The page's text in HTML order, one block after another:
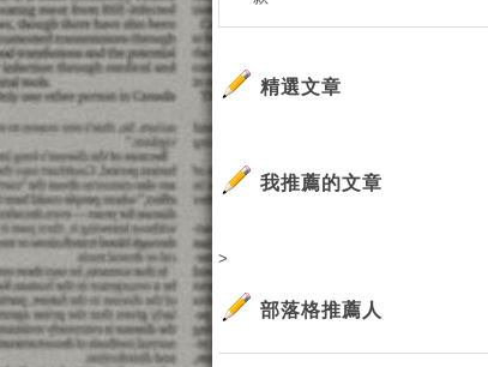
精選文章
我推薦的文章
>
部落格推薦人